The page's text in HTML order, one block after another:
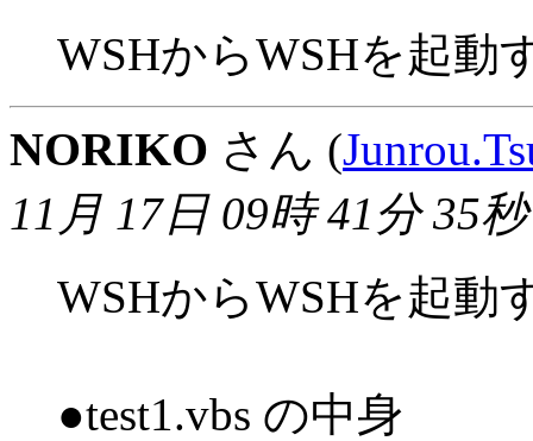
WSHからWSHを起動
NORIKO さん (
11月 17日 09時 41分 35秒
WSHからWSHを起動
●test1.vbs の中身